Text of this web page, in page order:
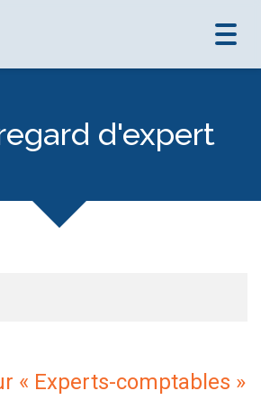
d'expert
« Experts-comptables »